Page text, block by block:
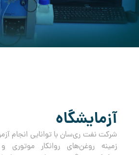
آزمایشگاه
شرکت نفت ری‌سان با توانایی انجام
زمینه روغن‌های روانکار موتوری